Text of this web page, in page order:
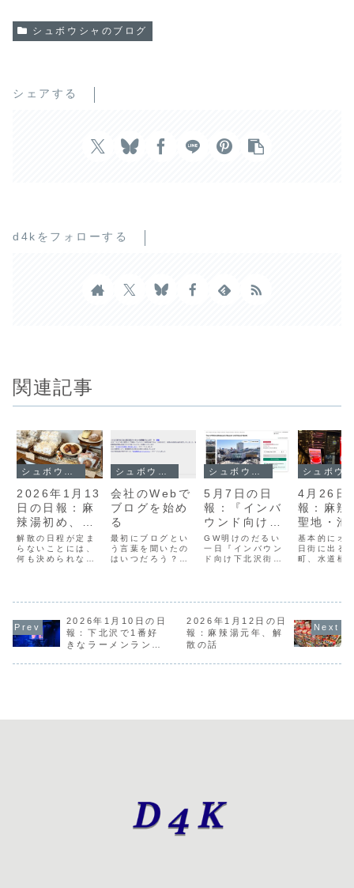
シュボウシャのブログ
シェアする
d4kをフォローする
関連記事
2026年1月13
日の日報：麻
辣湯初め、池
ノ上が熱い
解散の日程が定ま
らないことには、
何も決められない
書くワンコインで
ッチの「サイバー
ガーコンビ」めっ
ちゃオススメとい
うわけじゃないけ
ど、ここのところ
会社のWebで
ブログを始め
る
最初にブログとい
う言葉を聞いたの
はいつだろう？
ライブドアブログ
Typeをインストー
ルして使っていた
と思う。当時のア
ーカイブが存在し
ていないけど、会
5月7日の日
報：『インバ
ウンド向け下
北沢街歩きツ
アー』と『炭
火焼きチキン
GW明けのだるい
一日『インバウン
ド向け下北沢街歩
ティビティOTAの
いていた話だと掲
載に3週間くらい
かかるって聞いて
いたけど、1日で
掲載されるという
4月26日
報：麻辣
聖地・池
基本的にオ
日街に出る
町、水道橋
じいでも、
でもないの
て、麻辣湯
がめちゃめ
か、もはや
2026年1月10日の日
報：下北沢で1番好
きなラーメンランキ
2026年1月12日の日
報：麻辣湯元年、解
散の話